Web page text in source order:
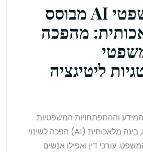
מאגר משפטי AI מבוסס
מהפכה
ליטיגציה
וההתפתחויות המשפטיות
המהירות שוררים, בינה מלאכותית (AI) הפכה לשינוי
עורכי דין ואפילו אנשים